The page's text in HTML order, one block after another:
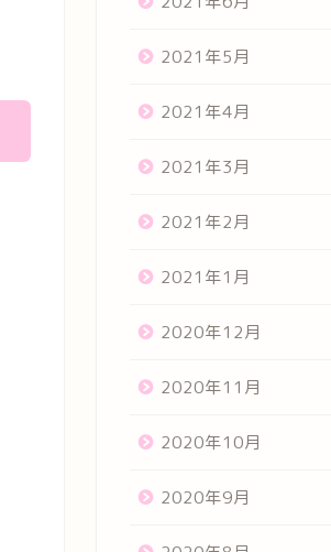
2021年5月
2021年4月
2021年3月
2021年2月
2021年1月
2020年12月
2020年11月
2020年10月
2020年9月